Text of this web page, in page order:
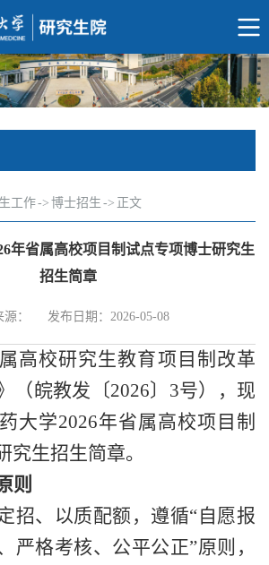
工作-> 博士招生 -> 正文
年省属高校项目制试点专项博士研究生
招生简章
： 发布日期：2026-05-08
高校研究生教育项目制改革
（皖教发〔2026〕 3号），现
大学2026年省属高校项目制
究生招生简章。
则
招、以质配额，遵循“自愿报
严格考核、公平公正”原则，